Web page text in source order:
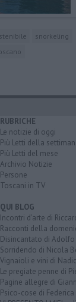
snorkeling
RUBRICHE
Le notizie di oggi
Più Letti della
Più Letti del mese
Archivio Notizie
Persone
Toscani in TV
QUI BLOG
Incontri d'arte di
Racconti della
Disincantato di
Sorridendo di Nicola
Vignaioli e vini di
Le pregiate penne di
Pagine allegre di
Psico-cose di Federica